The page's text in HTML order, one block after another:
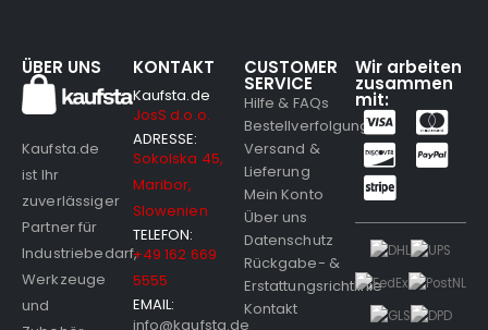
ÜBER UNS
Kaufsta.de
ist Ihr
zuverlässiger
Partner für
Industriebedarf,
Werkzeuge
und
KONTAKT
Kaufsta.de
JosS d.o.o.
ADRESSE:
Sokolska 45,
Maribor,
Slowenien
TELEFON:
+49 162 669
5555
EMAIL:
info@kaufsta.de
CUSTOMER
SERVICE
Hilfe & FAQs
Bestellverfolgung
Versand &
Lieferung
Mein Konto
Über uns
Datenschutz
Rückgabe- &
Erstattungsrichtlinie
Kontakt
Wir arbeiten
zusammen
mit: